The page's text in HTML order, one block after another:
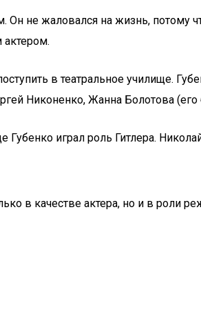
Он не жаловался на жизнь,
актером.
в театральное училище.
Никоненко, Жанна Болотова
Губенко играл роль Гитлера.
в качестве актера, но и в роли